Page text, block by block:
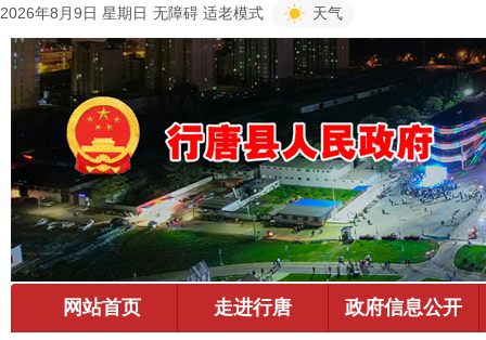
2026年8月9日 星期日 无障碍 适老模式 天气